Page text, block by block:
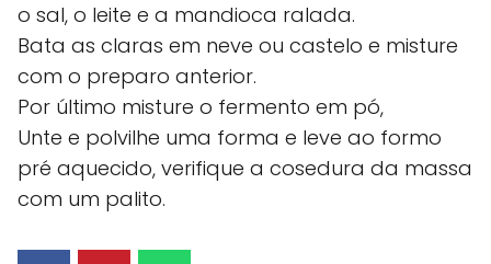
o sal, o leite e a mandioca ralada.
Bata as claras em neve ou castelo e misture
com o preparo anterior.
Por último misture o fermento em pó,
Unte e polvilhe uma forma e leve ao formo
pré aquecido, verifique a cosedura da massa
com um palito.